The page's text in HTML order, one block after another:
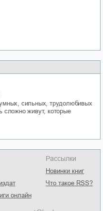
сильных, трудолюбивых
сложно живут, которые
онлайн
Рассылки
Новинки книг
Что такое RSS?